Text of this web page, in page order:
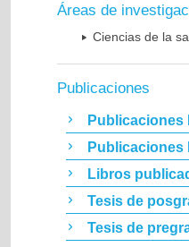
Áreas de
Ciencias de la
Publicaciones
Publicaciones
Publicaciones
Libros
Tesis de
Tesis de